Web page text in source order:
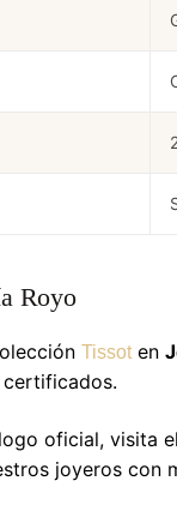
Royo
Tissot en
oficial, visita
joyeros con